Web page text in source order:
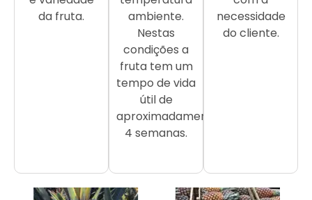
da fruta.
ambiente.
Nestas
condições a
fruta tem um
tempo de vida
útil de
aproximadamente
4 semanas.
necessidade
do cliente.